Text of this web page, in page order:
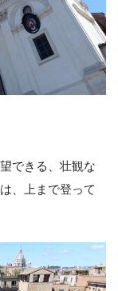
できる、壮観な
、上まで登って